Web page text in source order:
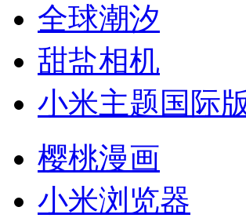
全球潮汐
甜盐相机
小米主题国际
樱桃漫画
小米浏览器